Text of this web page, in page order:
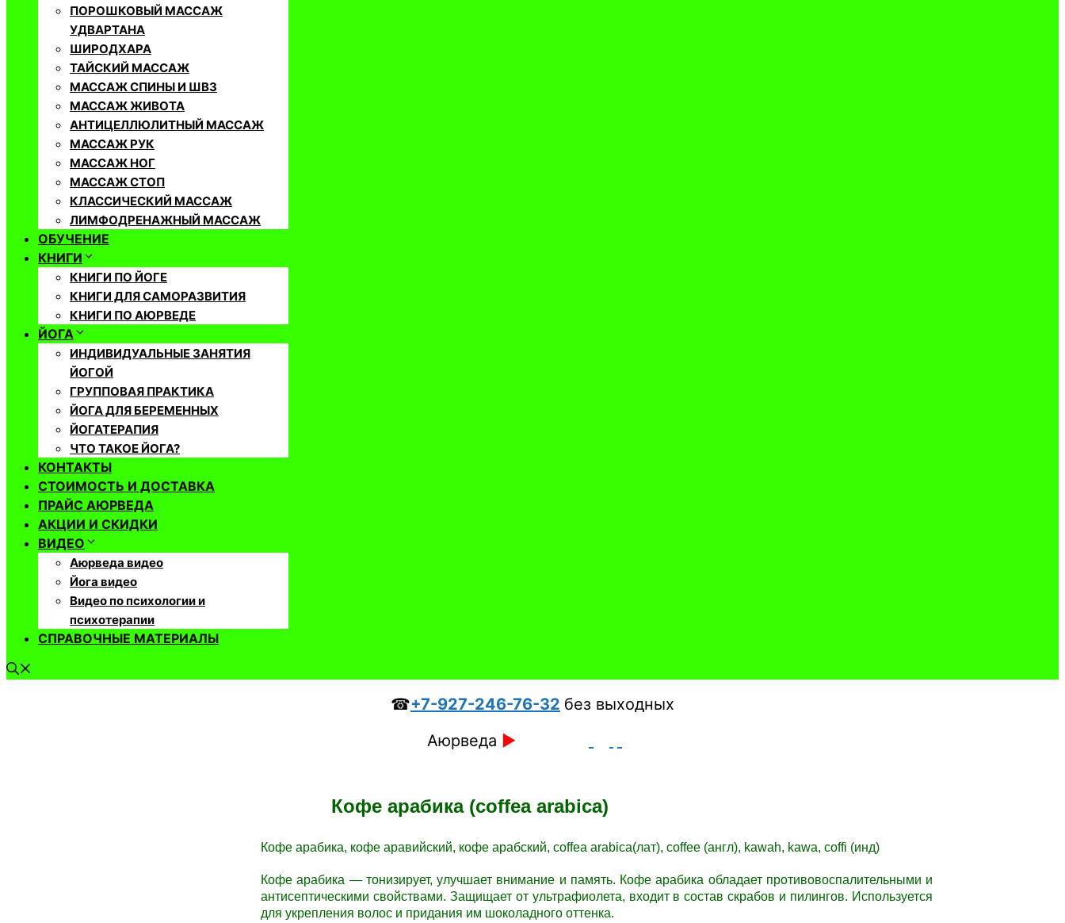
ПОРОШКОВЫЙ МАССАЖ
УДВАРТАНА
ШИРОДХАРА
ТАЙСКИЙ МАССАЖ
МАССАЖ СПИНЫ И ШВЗ
МАССАЖ ЖИВОТА
АНТИЦЕЛЛЮЛИТНЫЙ МАССАЖ
МАССАЖ РУК
МАССАЖ НОГ
МАССАЖ СТОП
КЛАССИЧЕСКИЙ МАССАЖ
ЛИМФОДРЕНАЖНЫЙ МАССАЖ
ОБУЧЕНИЕ
КНИГИ
КНИГИ ПО ЙОГЕ
КНИГИ ДЛЯ САМОРАЗВИТИЯ
КНИГИ ПО АЮРВЕДЕ
ЙОГА
ИНДИВИДУАЛЬНЫЕ ЗАНЯТИЯ
ЙОГОЙ
ГРУППОВАЯ ПРАКТИКА
ЙОГА ДЛЯ БЕРЕМЕННЫХ
ЙОГАТЕРАПИЯ
ЧТО ТАКОЕ ЙОГА?
КОНТАКТЫ
СТОИМОСТЬ И ДОСТАВКА
ПРАЙС АЮРВЕДА
АКЦИИ И СКИДКИ
ВИДЕО
Аюрведа видео
Йога видео
Видео по психологии и
психотерапии
СПРАВОЧНЫЕ МАТЕРИАЛЫ
☎+7-927-246-76-32 без выходных
Аюрведа ►
Кофе арабика (coffea arabica)
Кофе арабика, кофе аравийский, кофе арабский, coffea arabica(лат), coffee (англ), kawah, kawa, coffi (инд)
Кофе арабика — тонизирует, улучшает внимание и память. Кофе арабика обладает противовоспалительными и
антисептическими свойствами. Защищает от ультрафиолета, входит в состав скрабов и пилингов. Используется
для укрепления волос и придания им шоколадного оттенка.